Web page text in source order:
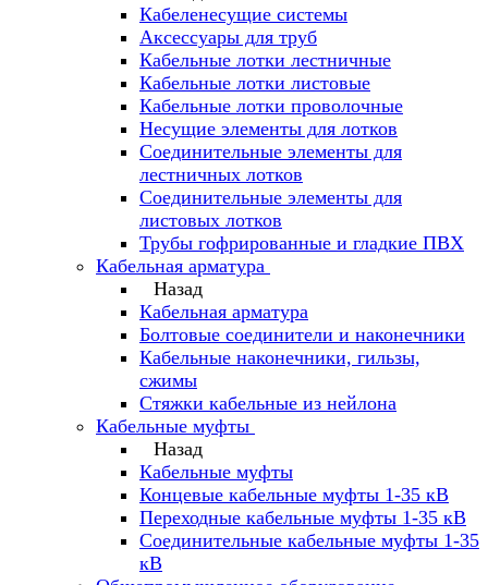
Кабеленесущие системы
Аксессуары для труб
Кабельные лотки лестничные
Кабельные лотки листовые
Кабельные лотки проволочные
Несущие элементы для лотков
Соединительные элементы для
лестничных лотков
Соединительные элементы для
листовых лотков
Трубы гофрированные и гладкие ПВХ
Кабельная арматура
Назад
Кабельная арматура
Болтовые соединители и наконечники
Кабельные наконечники, гильзы,
сжимы
Стяжки кабельные из нейлона
Кабельные муфты
Назад
Кабельные муфты
Концевые кабельные муфты 1-35 кВ
Переходные кабельные муфты 1-35 кВ
Соединительные кабельные муфты 1-35
кВ